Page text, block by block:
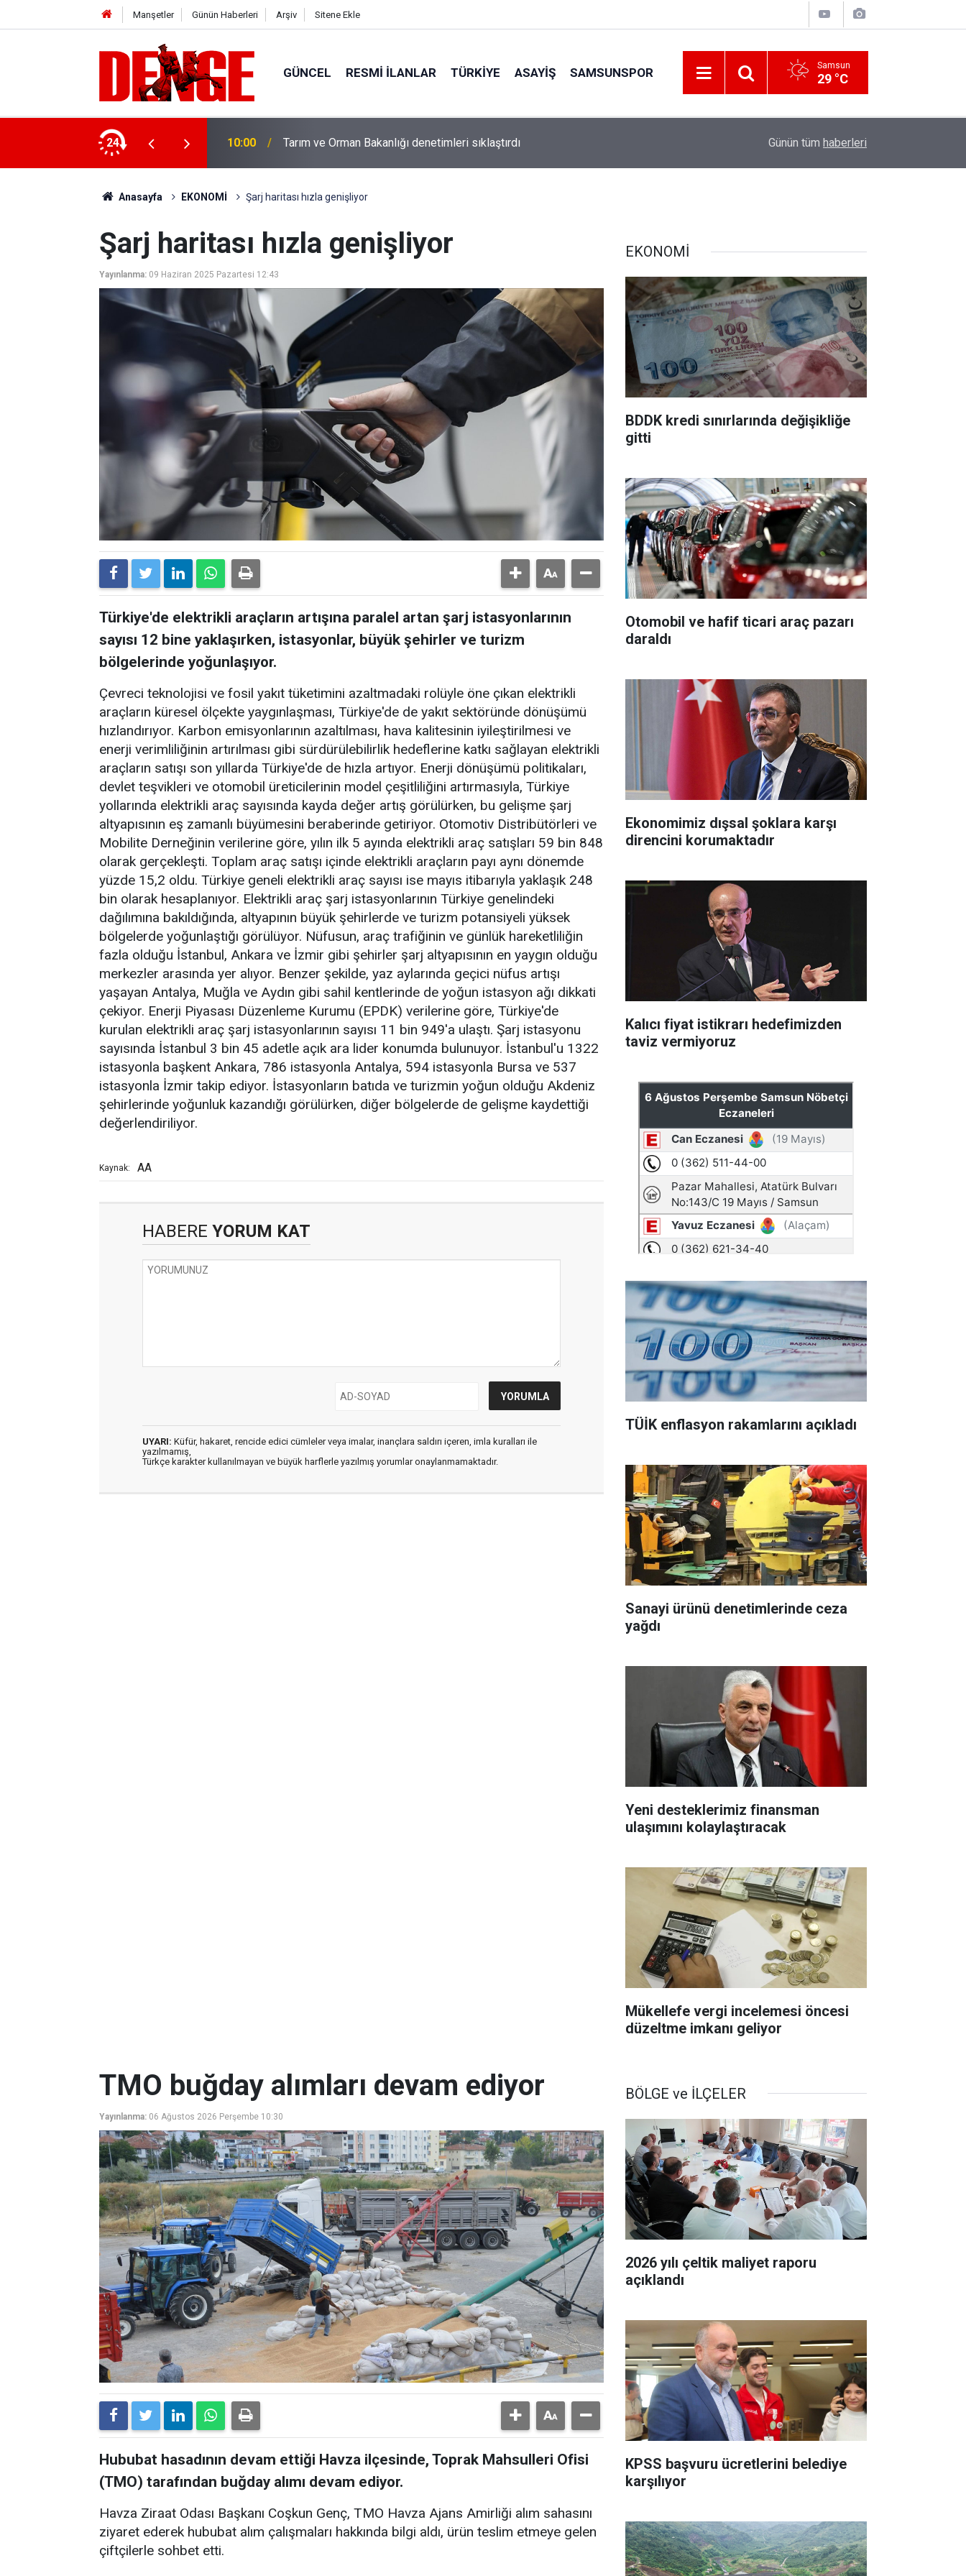
Manşetler Günün Haberleri Arşiv Sitene Ekle
GÜNCEL RESMI İLANLAR TÜRKİYE ASAYİŞ SAMSUNSPOR Samsun
29 °C
24 10:00 Tarım ve Orman Bakanlığı denetimleri sıklaştırdı Samsun’da 144,6 milyar liralık 417 proje
Günün tüm haberleri
Anasayfa EKONOMİ Şarj haritası hızla genişliyor
Şarj haritası hızla genişliyor
Yayınlanma: 09 Haziran 2025 Pazartesi 12:43
Türkiye'de elektrikli araçların artışına paralel artan şarj istasyonlarının
sayısı 12 bine yaklaşırken, istasyonlar, büyük şehirler ve turizm
bölgelerinde yoğunlaşıyor.
Çevreci teknolojisi ve fosil yakıt tüketimini azaltmadaki rolüyle öne çıkan elektrikli
araçların küresel ölçekte yaygınlaşması, Türkiye'de de yakıt sektöründe dönüşümü
hızlandırıyor. Karbon emisyonlarının azaltılması, hava kalitesinin iyileştirilmesi ve
enerji verimliliğinin artırılması gibi sürdürülebilirlik hedeflerine katkı sağlayan elektrikli
araçların satışı son yıllarda Türkiye'de de hızla artıyor. Enerji dönüşümü politikaları,
devlet teşvikleri ve otomobil üreticilerinin model çeşitliliğini artırmasıyla, Türkiye
yollarında elektrikli araç sayısında kayda değer artış görülürken, bu gelişme şarj
altyapısının eş zamanlı büyümesini beraberinde getiriyor. Otomotiv Distribütörleri ve
Mobilite Derneğinin verilerine göre, yılın ilk 5 ayında elektrikli araç satışları 59 bin 848
olarak gerçekleşti. Toplam araç satışı içinde elektrikli araçların payı aynı dönemde
yüzde 15,2 oldu. Türkiye geneli elektrikli araç sayısı ise mayıs itibarıyla yaklaşık 248
bin olarak hesaplanıyor. Elektrikli araç şarj istasyonlarının Türkiye genelindeki
dağılımına bakıldığında, altyapının büyük şehirlerde ve turizm potansiyeli yüksek
bölgelerde yoğunlaştığı görülüyor. Nüfusun, araç trafiğinin ve günlük hareketliliğin
fazla olduğu İstanbul, Ankara ve İzmir gibi şehirler şarj altyapısının en yaygın olduğu
merkezler arasında yer alıyor. Benzer şekilde, yaz aylarında geçici nüfus artışı
yaşayan Antalya, Muğla ve Aydın gibi sahil kentlerinde de yoğun istasyon ağı dikkati
çekiyor. Enerji Piyasası Düzenleme Kurumu (EPDK) verilerine göre, Türkiye'de
kurulan elektrikli araç şarj istasyonlarının sayısı 11 bin 949'a ulaştı. Şarj istasyonu
sayısında İstanbul 3 bin 45 adetle açık ara lider konumda bulunuyor. İstanbul'u 1322
istasyonla başkent Ankara, 786 istasyonla Antalya, 594 istasyonla Bursa ve 537
istasyonla İzmir takip ediyor. İstasyonların batıda ve turizmin yoğun olduğu Akdeniz
şehirlerinde yoğunluk kazandığı görülürken, diğer bölgelerde de gelişme kaydettiği
değerlendiriliyor.
Kaynak: AA
HABERE YORUM KAT
UYARI: Küfür, hakaret, rencide edici cümleler veya imalar, inançlara saldırı içeren, imla kuralları ile
yazılmamış,
Türkçe karakter kullanılmayan ve büyük harflerle yazılmış yorumlar onaylanmamaktadır.
EKONOMİ
BDDK kredi sınırlarında değişikliğe
gitti
Otomobil ve hafif ticari araç pazarı
daraldı
Ekonomimiz dışsal şoklara karşı
direncini korumaktadır
Kalıcı fiyat istikrarı hedefimizden
taviz vermiyoruz
TÜİK enflasyon rakamlarını açıkladı
Sanayi ürünü denetimlerinde ceza
yağdı
Yeni desteklerimiz finansman
ulaşımını kolaylaştıracak
Mükellefe vergi incelemesi öncesi
düzeltme imkanı geliyor
TMO buğday alımları devam ediyor
Yayınlanma: 06 Ağustos 2026 Perşembe 10:30
Hububat hasadının devam ettiği Havza ilçesinde, Toprak Mahsulleri Ofisi
(TMO) tarafından buğday alımı devam ediyor.
Havza Ziraat Odası Başkanı Coşkun Genç, TMO Havza Ajans Amirliği alım sahasını
ziyaret ederek hububat alım çalışmaları hakkında bilgi aldı, ürün teslim etmeye gelen
çiftçilerle sohbet etti.
BÖLGE ve İLÇELER
2026 yılı çeltik maliyet raporu
açıklandı
KPSS başvuru ücretlerini belediye
karşılıyor